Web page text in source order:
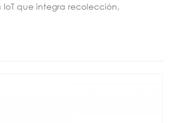
que integra recolección,
electrodos y un microprocesador de
la concentración de